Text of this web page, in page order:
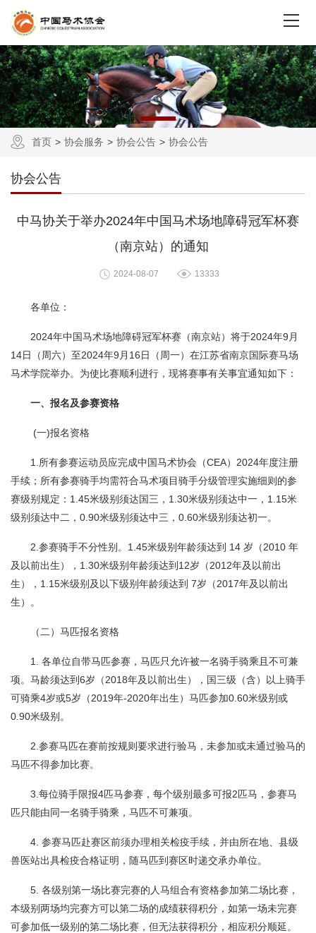
首页 协会服务 协会公告 协会公告
协会公告
中马协关于举办2024年中国马术场地障碍冠军杯赛
（南京站）的通知
2024-08-07 13333
各单位：
2024年中国马术场地障碍冠军杯赛（南京站）将于2024年9月
14日（周六）至2024年9月16日（周一）在江苏省南京国际赛马场
马术学院举办。为使比赛顺利进行，现将赛事有关事宜通知如下：
一、报名及参赛资格
(一)报名资格
1.所有参赛运动员应完成中国马术协会（CEA）2024年度注册
手续；所有参赛骑手均需符合马术项目骑手分级管理实施细则的参
赛级别规定：1.45米级别须达国三，1.30米级别须达中一，1.15米
级别须达中二，0.90米级别须达中三，0.60米级别须达初一。
2.参赛骑手不分性别。1.45米级别年龄须达到 14 岁（2010 年
及以前出生），1.30米级别年龄须达到12岁（2012年及以前出
生），1.15米级别及以下级别年龄须达到 7岁（2017年及以前出
生）。
（二）马匹报名资格
1. 各单位自带马匹参赛，马匹只允许被一名骑手骑乘且不可兼
项。马龄须达到6岁（2018年及以前出生），国三级（含）以上骑手
可骑乘4岁或5岁（2019年-2020年出生）马匹参加0.60米级别或
0.90米级别。
2.参赛马匹在赛前按规则要求进行验马，未参加或未通过验马的
马匹不得参加比赛。
3.每位骑手限报4匹马参赛，每个级别最多可报2匹马，参赛马
匹只能由同一名骑手骑乘，马匹不可兼项。
4. 参赛马匹赴赛区前须办理相关检疫手续，并由所在地、县级
兽医站出具检疫合格证明，随马匹到赛区时递交承办单位。
5. 各级别第一场比赛完赛的人马组合有资格参加第二场比赛，
本级别两场均完赛方可以第二场的成绩获得积分，如第一场未完赛
可参加低一级别的第二场比赛，但无法获得积分，相应积分顺延。